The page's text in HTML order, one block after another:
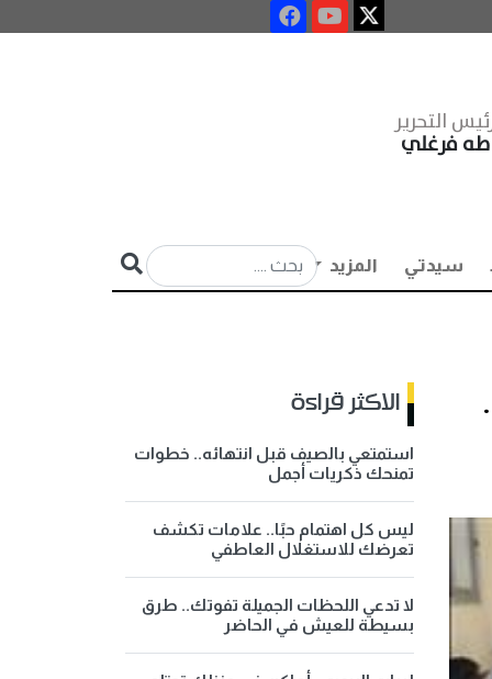
التحرير
طه فرغلي
سيدتي المزيد
العامة 2026.. الاكثر قراءة
استمتعي بالصيف قبل انتهائه.. خطوات
تمنحك ذكريات أجمل
ليس كل اهتمام حبًا.. علامات تكشف
تعرضك للاستغلال العاطفي
لا تدعي اللحظات الجميلة تفوتك.. طرق
بسيطة للعيش في الحاضر